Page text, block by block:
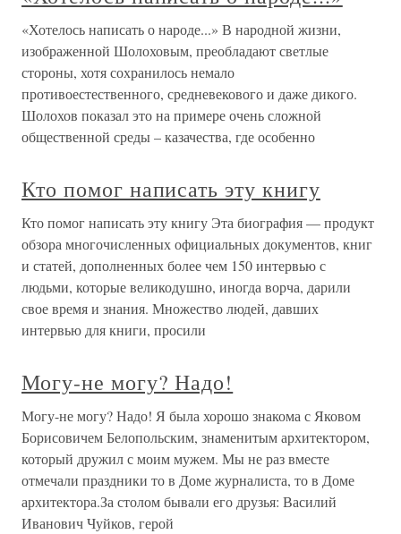
«Хотелось написать о народе...» В народной жизни,
изображенной Шолоховым, преобладают светлые
стороны, хотя сохранилось немало
противоестественного, средневекового и даже дикого.
Шолохов показал это на примере очень сложной
общественной среды – казачества, где особенно
Кто помог написать эту книгу
Кто помог написать эту книгу Эта биография — продукт
обзора многочисленных официальных документов, книг
и статей, дополненных более чем 150 интервью с
людьми, которые великодушно, иногда ворча, дарили
свое время и знания. Множество людей, давших
интервью для книги, просили
Могу-не могу? Надо!
Могу-не могу? Надо! Я была хорошо знакома с Яковом
Борисовичем Белопольским, знаменитым архитектором,
который дружил с моим мужем. Мы не раз вместе
отмечали праздники то в Доме журналиста, то в Доме
архитектора.За столом бывали его друзья: Василий
Иванович Чуйков, герой